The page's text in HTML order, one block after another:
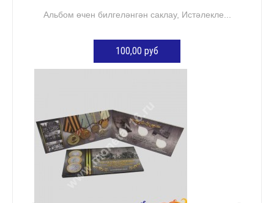
Альбом өчен билгеләнгән саклау, Истәлекле...
100,00 руб